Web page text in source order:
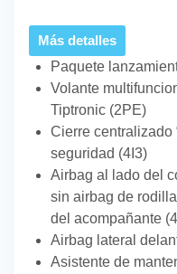
Más detalles
Paquete
Volante
Tiptronic (2PE)
Cierre centralizado
seguridad (4I3)
Airbag al lado del
sin airbag de
del acompañante
Airbag lateral
Asistente de